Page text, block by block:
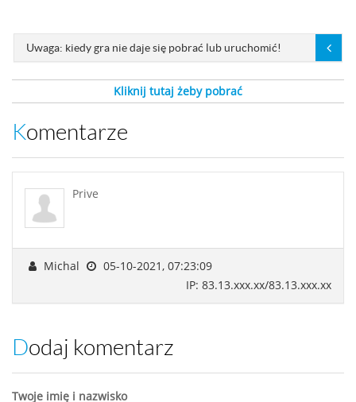
Uwaga: kiedy gra nie daje się pobrać lub uruchomić!
Kliknij tutaj żeby pobrać
Komentarze
Prive
Michal
05-10-2021, 07:23:09
IP: 83.13.xxx.xx/83.13.xxx.xx
Dodaj komentarz
Twoje imię i nazwisko